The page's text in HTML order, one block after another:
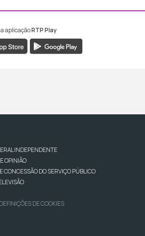
Madeira
aplicaçãoRTP Play
INDEPENDENTE
OPINIÃO
CONCESSÃO DO SERVIÇO PÚBLICO
DE COOKIES